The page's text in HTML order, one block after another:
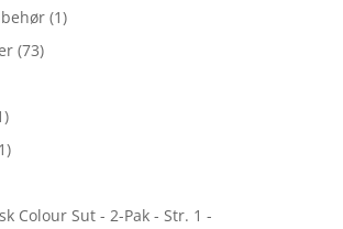
(1)
(73)
Colour Sut - 2-Pak - Str. 1 -